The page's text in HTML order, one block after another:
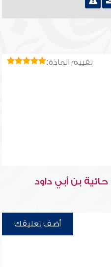
تقييم المادة:
بن أبي داود
أضف تعليقك